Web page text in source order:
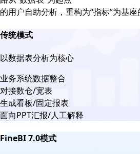
的用户自助分析，重构为“指标”为基
传统模式
以数据表分析为核心
业务系统数据整合
对接数仓/宽表
生成看板/固定报表
面向PPT汇报/人工解释
FineBI 7.0模式